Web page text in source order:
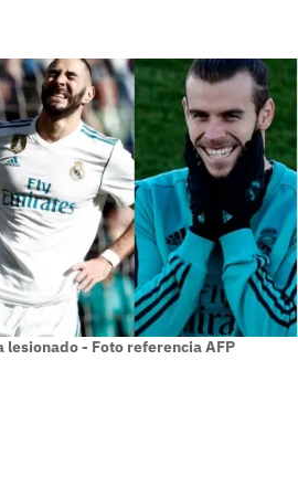
lesionado - Foto referencia AFP